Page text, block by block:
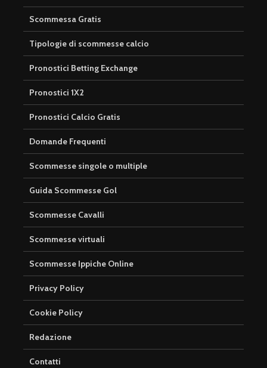
Scommessa Gratis
Tipologie di scommesse calcio
Pronostici Betting Exchange
Pronostici 1X2
Pronostici Calcio Gratis
Domande Frequenti
Scommesse singole o multiple
Guida Scommesse Gol
Scommesse Cavalli
Scommesse virtuali
Scommesse Ippiche Online
Privacy Policy
Cookie Policy
Redazione
Contatti